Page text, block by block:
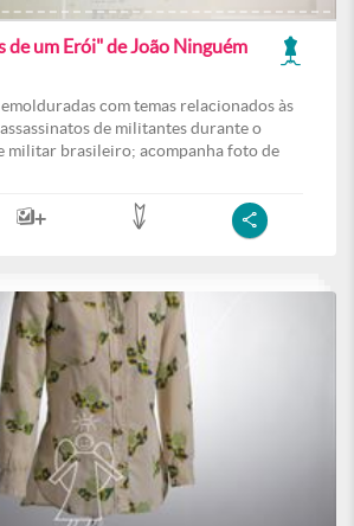
um Erói" de João Ninguém
emolduradas com temas relacionados às
de militantes durante o
militar brasileiro; acompanha foto de